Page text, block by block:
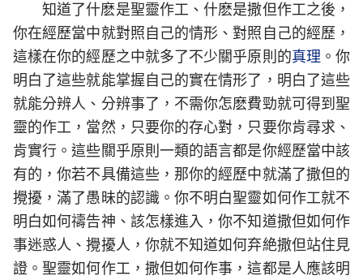
知道了什麽是聖靈作工、什麽是撒但作工之後，
你在經歷當中就對照自己的情形、對照自己的經歷，
這樣在你的經歷之中就多了不少關乎原則的真理 。你
明白了這些就能掌握自己的實在情形了，明白了這些
就能分辨人、分辨事了，不需你怎麽費勁就可得到聖
靈的作工，當然，只要你的存心對，只要你肯尋求、
肯實行。這些關乎原則一類的語言都是你經歷當中該
有的，你若不具備這些，那你的經歷中就滿了撒但的
攪擾，滿了愚昧的認識。你不明白聖靈如何作工就不
明白如何禱告神、該怎樣進入，你不知道撒但如何作
事迷惑人、攪擾人，你就不知道如何弃絶撒但站住見
證。聖靈如何作工，撒但如何作事，這都是人應該明